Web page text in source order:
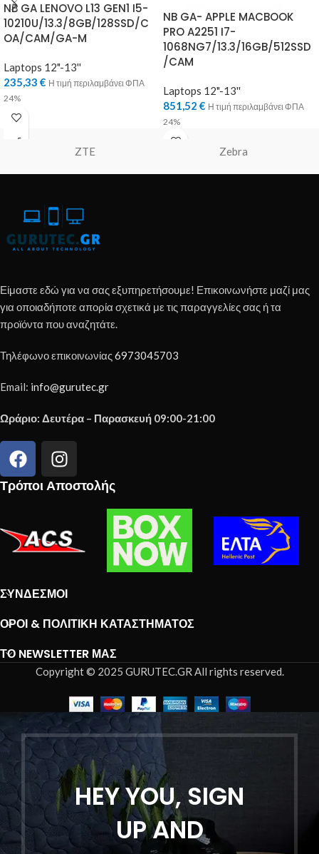
NB GA LENOVO L13 GEN1 I5-
10210U/13.3/8GB/128SSD/C
OA/CAM/GA-M
Laptops 12"-13''
235,33 € Η τιμή περιλαμβάνει ΦΠΑ
24%
NB GA- APPLE MACBOOK
PRO A2251 I7-
1068NG7/13.3/16GB/512SSD
/CAM
Laptops 12"-13''
851,52 € Η τιμή περιλαμβάνει ΦΠΑ
24%
ZTE Zebra
Είμαστε εδώ για να σας εξυπηρετήσουμε! Επικοινωνήστε μαζί μας
για οποιαδήποτε απορία σχετικά με τις παραγγελίες σας ή τα
προϊόντα που αναζητάτε.
Τηλέφωνο επικοινωνίας6973045703
Email: info@gurutec.gr
Ωράριο: Δευτέρα – Παρασκευή 09:00-21:00
Τρόποι Αποστολής
ΣΎΝΔΕΣΜΟΙ
ΌΡΟΙ & ΠΟΛΙΤΙΚΉ ΚΑΤΑΣΤΉΜΑΤΟΣ
ΤΟ NEWSLETTER ΜΑΣ
Copyright © 2025 GURUTEC.GR All rights reserved.
HEY YOU, SIGN
UP AND